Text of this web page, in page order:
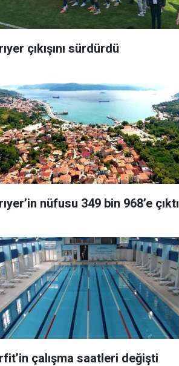
çıkışını sürdürdü
nüfusu 349 bin 968’e çıktı
çalışma saatleri değişti